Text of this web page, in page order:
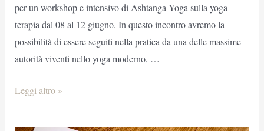
per un workshop e intensivo di Ashtanga Yoga sulla yoga
terapia dal 08 al 12 giugno. In questo incontro avremo la
possibilità di essere seguiti nella pratica da una delle massime
autorità viventi nello yoga moderno, …
Manju
Leggi altro »